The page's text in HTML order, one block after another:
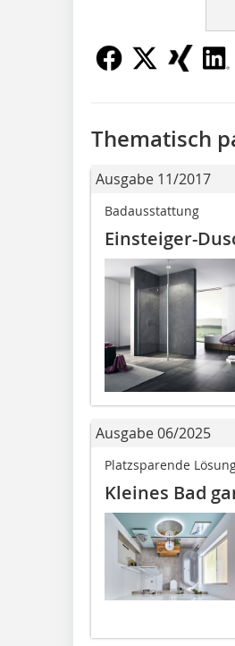
Thematisch
Ausgabe 11/2017
Badausstattung
Einsteiger-
Ausgabe 06/2025
Platzsparende
Kleines Bad